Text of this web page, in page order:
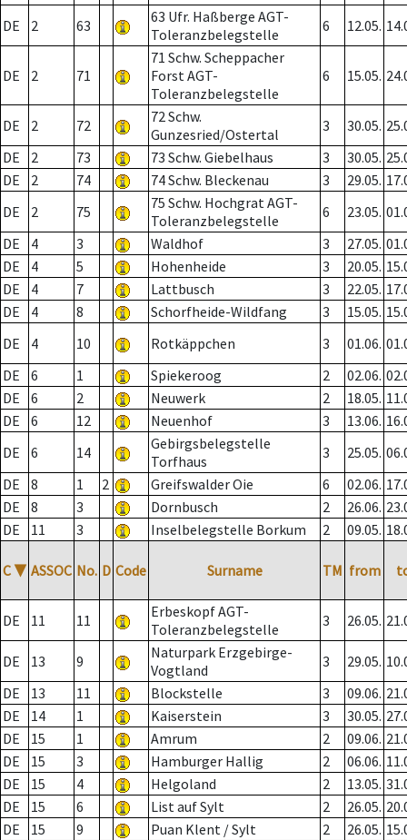
DE 2 63
63 Ufr. Haßberge AGT-
Toleranzbelegstelle
6 12.05.
DE 2 71
71 Schw. Scheppacher
Forst AGT-
Toleranzbelegstelle
6 15.05.
DE 2 72
72 Schw.
Gunzesried/Ostertal
3 30.05.
DE
2 73 73 Schw. Giebelhaus 3 30.05.
DE
2 74 74 Schw. Bleckenau 3 29.05.
DE
2 75
75 Schw. Hochgrat AGT-
Toleranzbelegstelle
6 23.05.
DE
4 3 Waldhof 3 27.05.
DE
4 5 Hohenheide 3 20.05.
DE
4 7 Lattbusch 3 22.05.
DE
4 8 Schorfheide-Wildfang 3 15.05.
DE
4 10 Rotkäppchen 3 01.06.
DE
6 1 Spiekeroog 2 02.06.
DE
6 2 Neuwerk 2 18.05.
DE
6 12 Neuenhof 3 13.06.
DE
6 14
Gebirgsbelegstelle
Torfhaus
3 25.05.
DE
8 1 2 Greifswalder Oie 6 02.06.
DE
8 3 Dornbusch 2 26.06.
DE
11 3 Inselbelegstelle Borkum 2 09.05.
C ▼ ASSOC No. D Code Surname TM from
DE 11 11
Erbeskopf AGT-
Toleranzbelegstelle
3 26.05.
DE 13 9
Naturpark Erzgebirge-
Vogtland
3 29.05.
DE
13 11 Blockstelle 3 09.06.
DE
14 1 Kaiserstein 3 30.05.
DE
15 1 Amrum 2 09.06.
DE
15 3 Hamburger Hallig 2 06.06.
DE
15 4 Helgoland 2 13.05.
DE
15 6 List auf Sylt 2 26.05.
DE
15 9 Puan Klent / Sylt 2 26.05.